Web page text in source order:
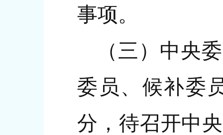
事项。
（三）中央
委员、候补委
分，待召开中